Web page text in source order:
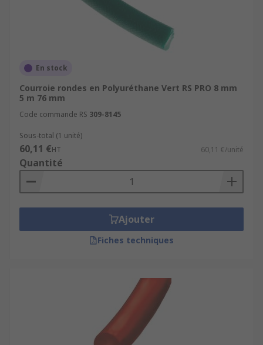
En stock
Courroie rondes en Polyuréthane Vert RS PRO 8 mm
5 m 76 mm
Code commande RS 309-8145
Sous-total (1 unité)
60,11 €HT 60,11 €/unité
Quantité
Ajouter
Fiches techniques